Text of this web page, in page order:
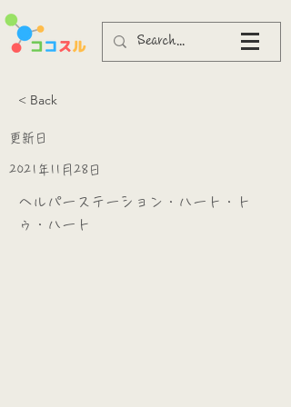
< Back
更新日
2021年11月28日
ヘルパーステーション・ハート・ト
ゥ・ハート